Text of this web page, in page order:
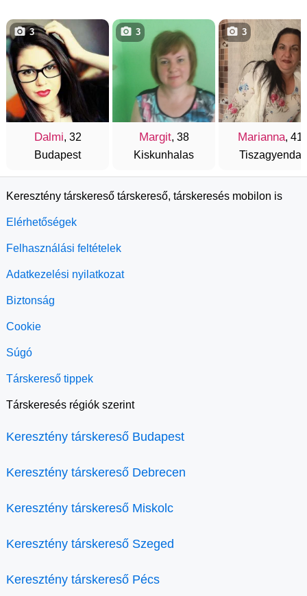
Dalmi, 32
Budapest
3
Margit, 38
Kiskunhalas
3
Marianna, 41
Tiszagyenda
3
Keresztény társkereső társkereső, társkeresés mobilon is
Elérhetőségek
Felhasználási feltételek
Adatkezelési nyilatkozat
Biztonság
Cookie
Súgó
Társkereső tippek
Társkeresés régiók szerint
Keresztény társkereső Budapest
Keresztény társkereső Debrecen
Keresztény társkereső Miskolc
Keresztény társkereső Szeged
Keresztény társkereső Pécs